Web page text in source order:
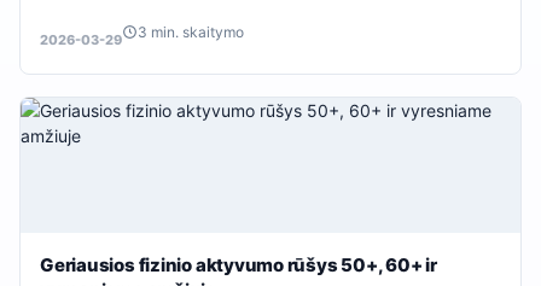
2026-03-29 3 min. skaitymo
Geriausios fizinio aktyvumo rūšys 50+, 60+ ir